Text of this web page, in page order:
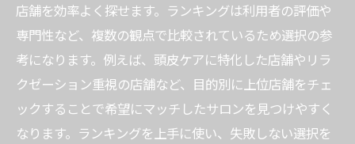
店舗を効率よく探せます。ランキングは利用者の評価や
専門性など、複数の観点で比較されているため選択の参
考になります。例えば、頭皮ケアに特化した店舗やリラ
クゼーション重視の店舗など、目的別に上位店舗をチェ
ックすることで希望にマッチしたサロンを見つけやすく
なります。ランキングを上手に使い、失敗しない選択を